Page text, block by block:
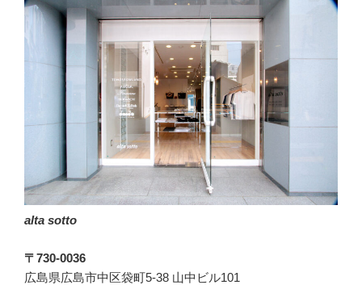
き
い
BERWICH(ベ
ィ
の”侍
ベ
ル
の
alta sotto
〒730-0036
広島県広島市中区袋町5-38 山中ビル101